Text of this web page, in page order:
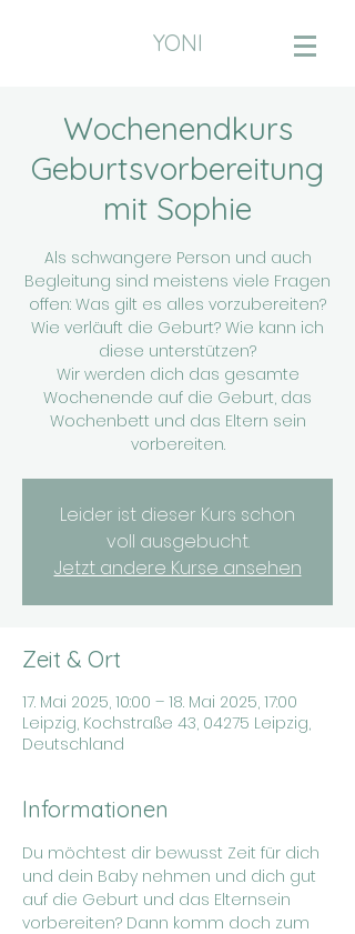
YONI
Wochenendkurs
Geburtsvorbereitung
mit Sophie
Als schwangere Person und auch
Begleitung sind meistens viele Fragen
offen: Was gilt es alles vorzubereiten?
Wie verläuft die Geburt? Wie kann ich
diese unterstützen?
Wir werden dich das gesamte
Wochenende auf die Geburt, das
Wochenbett und das Eltern sein
vorbereiten.
Leider ist dieser Kurs schon
voll ausgebucht.
Jetzt andere Kurse ansehen
Zeit & Ort
17. Mai 2025, 10:00 – 18. Mai 2025, 17:00
Leipzig, Kochstraße 43, 04275 Leipzig,
Deutschland
Informationen
Du möchtest dir bewusst Zeit für dich
und dein Baby nehmen und dich gut
auf die Geburt und das Elternsein
vorbereiten? Dann komm doch zum